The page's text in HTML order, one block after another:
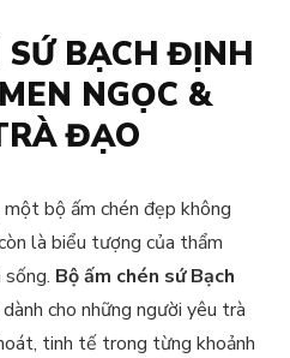
SỨ BẠCH ĐỊNH
NGỌC &
ĐẠO
bộ ấm chén đẹp không
là biểu tượng của thẩm
Bộ ấm chén sứ Bạch
cho những người yêu trà
tinh tế trong từng khoảnh